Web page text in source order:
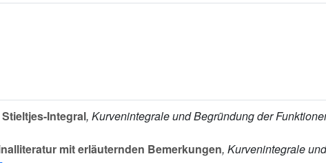
Integral, Kurvenintegrale und Begründung der
mit erläuternden Bemerkungen, Kurvenintegrale